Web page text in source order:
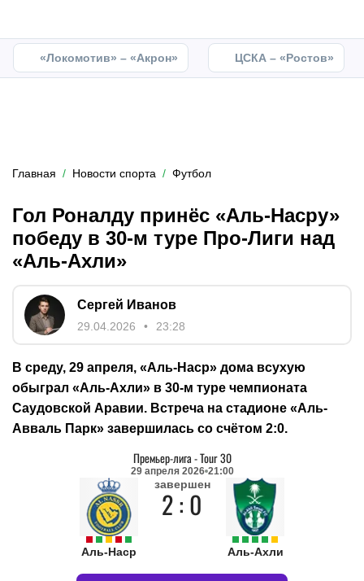
«Локомотив» – «Акрон» ЦСКА – «Ростов»
Главная Новости спорта Футбол
Гол Роналду принёс «Аль-Насру»
победу в 30-м туре Про-Лиги над
«Аль-Ахли»
Сергей Иванов
29.04.2026 23:28
В среду, 29 апреля, «Аль-Наср» дома всухую
обыграл «Аль-Ахли» в 30-м туре чемпионата
Саудовской Аравии. Встреча на стадионе «Аль-
Авваль Парк» завершилась со счётом 2:0.
Премьер-лига-Tour 30
29 апреля 2026 21:00
Аль-Наср
завершен
2 : 0
Аль-Ахли